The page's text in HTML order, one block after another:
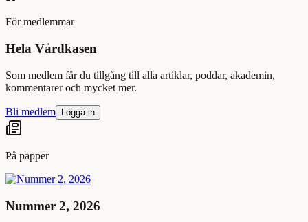
För medlemmar
Hela Vårdkasen
Som medlem får du tillgång till alla artiklar, poddar, akademin,
kommentarer och mycket mer.
Bli medlem Logga in
På papper
Nummer 2, 2026